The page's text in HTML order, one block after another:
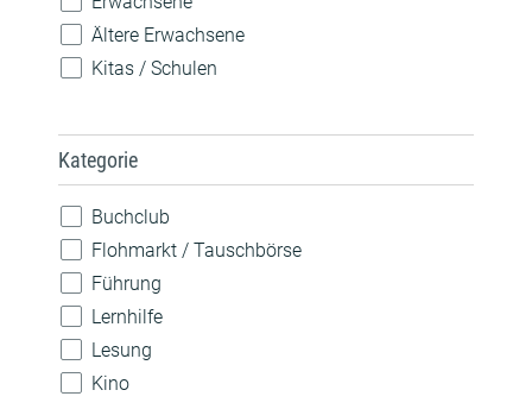
Ältere Erwachsene
Kitas / Schulen
Kategorie
Buchclub
Flohmarkt / Tauschbörse
Führung
Lernhilfe
Lesung
Kino